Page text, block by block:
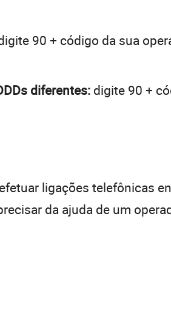
90 + código da sua
diferentes: digite 90 +
ligações telefônicas
da ajuda de um